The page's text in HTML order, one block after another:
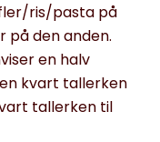
ris/pasta på
på den anden.
en halv
kvart tallerken
tallerken til